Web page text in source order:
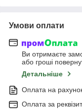
Умови оплати
Ви отримаєте
або гроші
Детальніше
Оплата на
Оплата за